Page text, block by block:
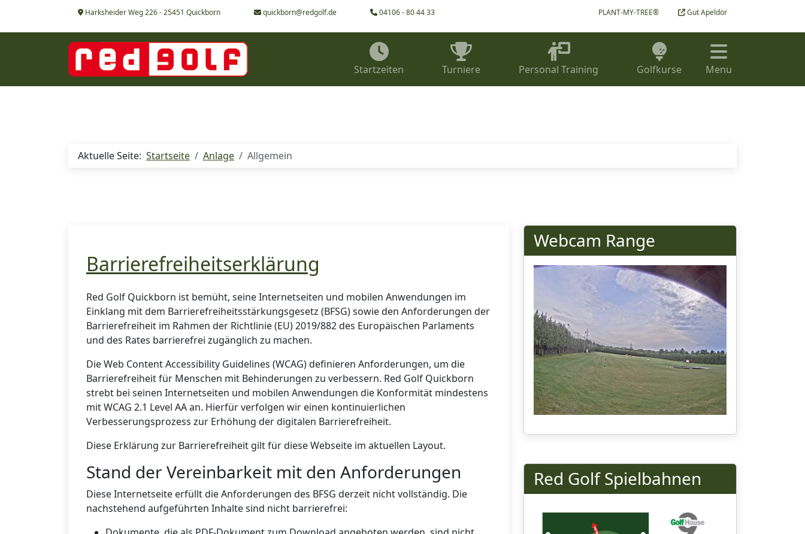
Harksheider Weg 226 - 25451 Quickborn quickborn@redgolf.de 04106 - 80 44 33 PLANT-MY-TREE® Gut Apeldör
Startzeiten Turniere Personal Training Golfkurse Menu
Aktuelle Seite: Startseite Anlage Allgemein
Barrierefreiheitserklärung
Red Golf Quickborn ist bemüht, seine Internetseiten und mobilen Anwendungen im
Einklang mit dem Barrierefreiheitsstärkungsgesetz (BFSG) sowie den Anforderungen der
Barrierefreiheit im Rahmen der Richtlinie (EU) 2019/882 des Europäischen Parlaments
und des Rates barrierefrei zugänglich zu machen.
Die Web Content Accessibility Guidelines (WCAG) definieren Anforderungen, um die
Barrierefreiheit für Menschen mit Behinderungen zu verbessern. Red Golf Quickborn
strebt bei seinen Internetseiten und mobilen Anwendungen die Konformität mindestens
mit WCAG 2.1 Level AA an. Hierfür verfolgen wir einen kontinuierlichen
Verbesserungsprozess zur Erhöhung der digitalen Barrierefreiheit.
Diese Erklärung zur Barrierefreiheit gilt für diese Webseite im aktuellen Layout.
Stand der Vereinbarkeit mit den Anforderungen
Diese Internetseite erfüllt die Anforderungen des BFSG derzeit nicht vollständig. Die
nachstehend aufgeführten Inhalte sind nicht barrierefrei:
Webcam Range
Red Golf Spielbahnen